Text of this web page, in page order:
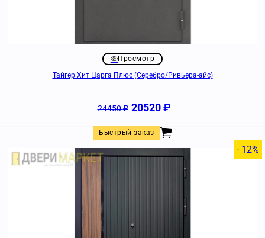
Просмотр
Тайгер Хит Царга Плюс (Серебро/Ривьера-айс)
24450₽ 20520₽
Быстрый заказ
- 12%